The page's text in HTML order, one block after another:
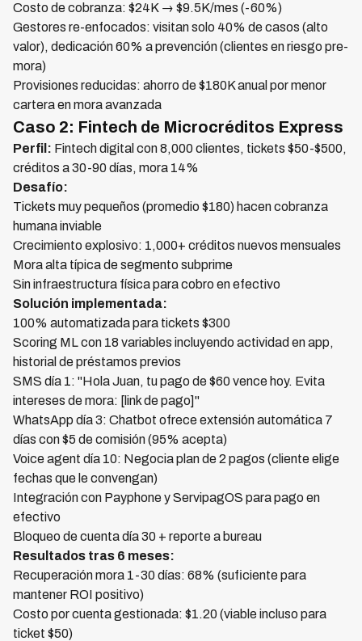
Costo de cobranza: $24K → $9.5K/mes (-60%)
Gestores re-enfocados: visitan solo 40% de casos (alto
valor), dedicación 60% a prevención (clientes en riesgo pre-
mora)
Provisiones reducidas: ahorro de $180K anual por menor
cartera en mora avanzada
Caso 2: Fintech de Microcréditos Express
Perfil: Fintech digital con 8,000 clientes, tickets $50-$500,
créditos a 30-90 días, mora 14%
Desafío:
Tickets muy pequeños (promedio $180) hacen cobranza
humana inviable
Crecimiento explosivo: 1,000+ créditos nuevos mensuales
Mora alta típica de segmento subprime
Sin infraestructura física para cobro en efectivo
Solución implementada:
100% automatizada para tickets $300
Scoring ML con 18 variables incluyendo actividad en app,
historial de préstamos previos
SMS día 1: "Hola Juan, tu pago de $60 vence hoy. Evita
intereses de mora: [link de pago]"
WhatsApp día 3: Chatbot ofrece extensión automática 7
días con $5 de comisión (95% acepta)
Voice agent día 10: Negocia plan de 2 pagos (cliente elige
fechas que le convengan)
Integración con Payphone y ServipagOS para pago en
efectivo
Bloqueo de cuenta día 30 + reporte a bureau
Resultados tras 6 meses:
Recuperación mora 1-30 días: 68% (suficiente para
mantener ROI positivo)
Costo por cuenta gestionada: $1.20 (viable incluso para
ticket $50)